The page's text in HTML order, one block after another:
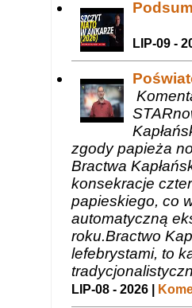
LIP-09 -
zgody papieża
Bractwa
konsekracje
papieskiego, co
automatyczną
roku.Bractwo
lefebrystami, to
LIP-08 - 2026 |